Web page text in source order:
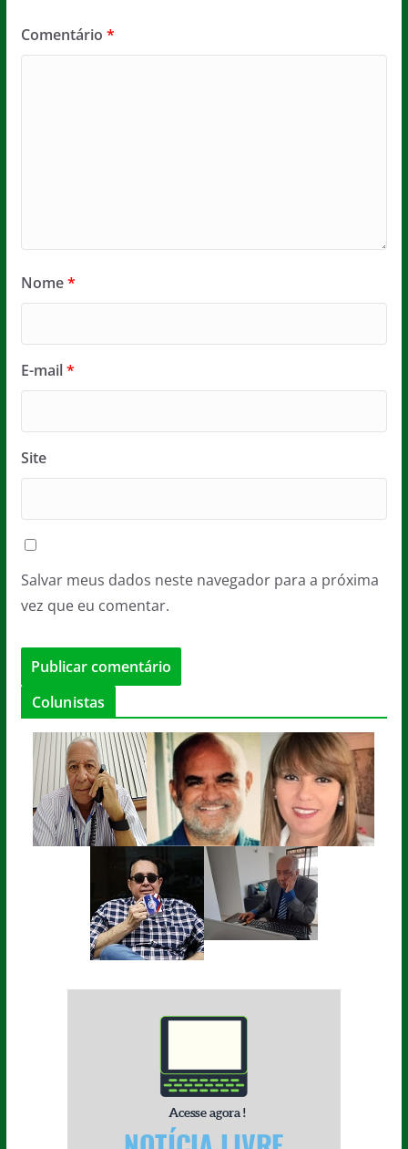
Comentário *
Nome*
E-mail*
Site
Salvar meus dados neste navegador para a próxima
vez que eu comentar.
Colunistas